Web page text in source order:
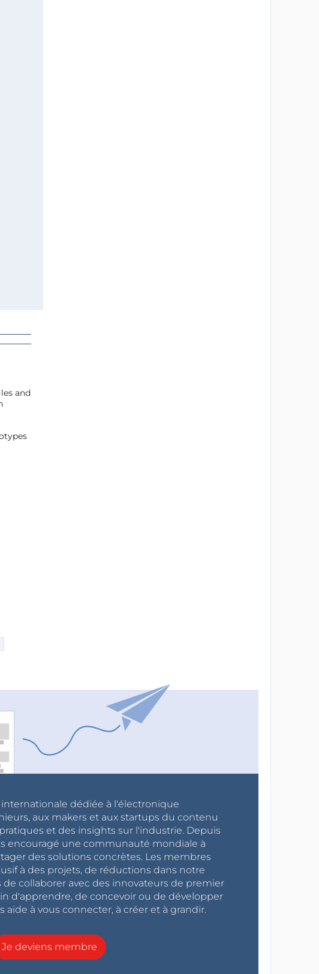
and
dédiée à l'électronique
aux makers et aux startups du contenu
et des insights sur l'industrie. Depuis
encouragé une communauté mondiale à
des solutions concrètes. Les membres
à des projets, de réductions dans notre
collaborer avec des innovateurs de premier
d'apprendre, de concevoir ou de développer
aide à vous connecter, à créer et à grandir.
Je deviens membre